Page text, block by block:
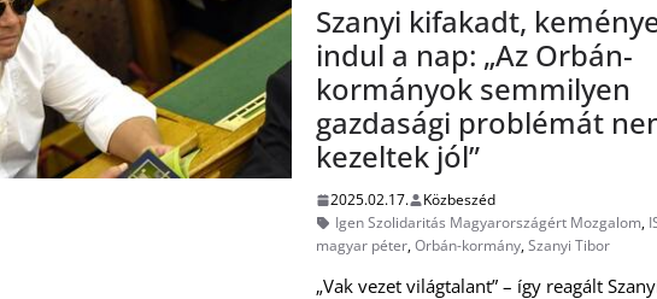
Szanyi kifakadt,
indul a nap: „Az Orbán-
kormányok semmilyen
gazdasági problémát
kezeltek jól”
2025.02.17.
Közbeszéd
Igen Szolidaritás Magyarországért Mozgalom,
magyar péter,Orbán-kormány,Szanyi Tibor
„Vak vezet világtalant” – így reagált